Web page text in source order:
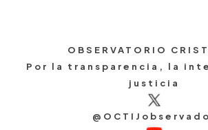
OBSERVATORIO
Por la transparencia, la
justicia